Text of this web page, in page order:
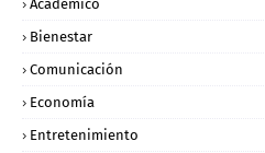
Académico
Bienestar
Comunicación
Economía
Entretenimiento